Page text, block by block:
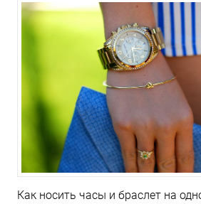
Как носить часы и браслет на